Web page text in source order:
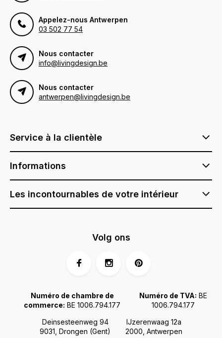
Appelez-nous Antwerpen
03 502 77 54
Nous contacter
info@livingdesign.be
Nous contacter
antwerpen@livingdesign.be
Service à la clientèle
Informations
Les incontournables de votre intérieur
Deinsesteenweg 94
9031, Drongen (Gent)
IJzerenwaag 12a
2000, Antwerpen
Numéro de chambre de
commerce: BE 1006.794.177
Numéro de TVA: BE
1006.794.177
Volg ons